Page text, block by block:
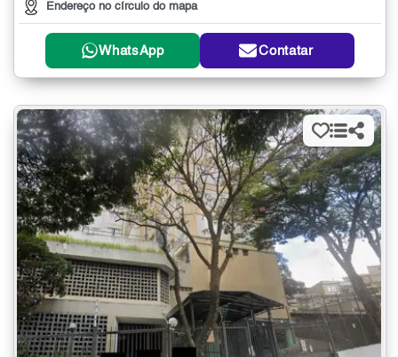
Endereço no círculo do mapa
WhatsApp Contatar